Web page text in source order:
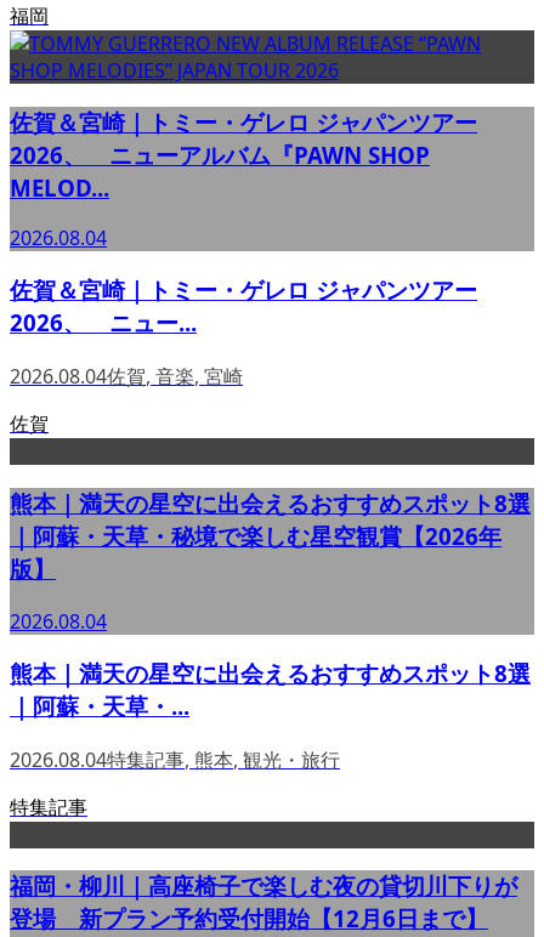
福岡
佐賀＆宮崎｜トミー・ゲレロ ジャパンツアー
2026、 ニューアルバム『PAWN SHOP
MELOD...
2026.08.04
佐賀＆宮崎｜トミー・ゲレロ ジャパンツアー
2026、 ニュー...
2026.08.04佐賀, 音楽, 宮崎
佐賀
熊本｜満天の星空に出会えるおすすめスポット8選
｜阿蘇・天草・秘境で楽しむ星空観賞【2026年
版】
2026.08.04
熊本｜満天の星空に出会えるおすすめスポット8選
｜阿蘇・天草・...
2026.08.04特集記事, 熊本, 観光・旅行
特集記事
福岡・柳川｜高座椅子で楽しむ夜の貸切川下りが
登場 新プラン予約受付開始【12月6日まで】